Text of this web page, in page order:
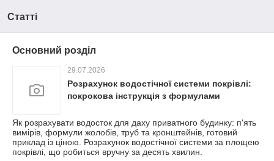
Статті
Основний розділ
29.07.2026
Розрахунок водостічної системи покрівлі:
покрокова інструкція з формулами
Як розрахувати водосток для даху приватного будинку: п'ять
вимірів, формули жолобів, труб та кронштейнів, готовий
приклад із ціною. Розрахунок водостічної системи за площею
покрівлі, що робиться вручну за десять хвилин.